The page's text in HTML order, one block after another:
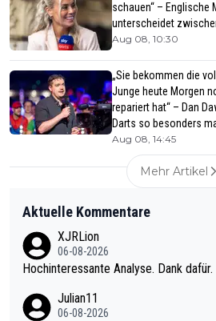
schauen“ – Englische
unterscheidet
Aug 08, 10:30
„Sie bekommen die
Junge heute Morgen
repariert hat“ – Dan
Darts so besonders
Aug 08, 14:45
Mehr Artikel
Aktuelle Kommentare
XJRLion
06-08-2026
Hochinteressante Analyse. Dank dafür.
Julian11
06-08-2026